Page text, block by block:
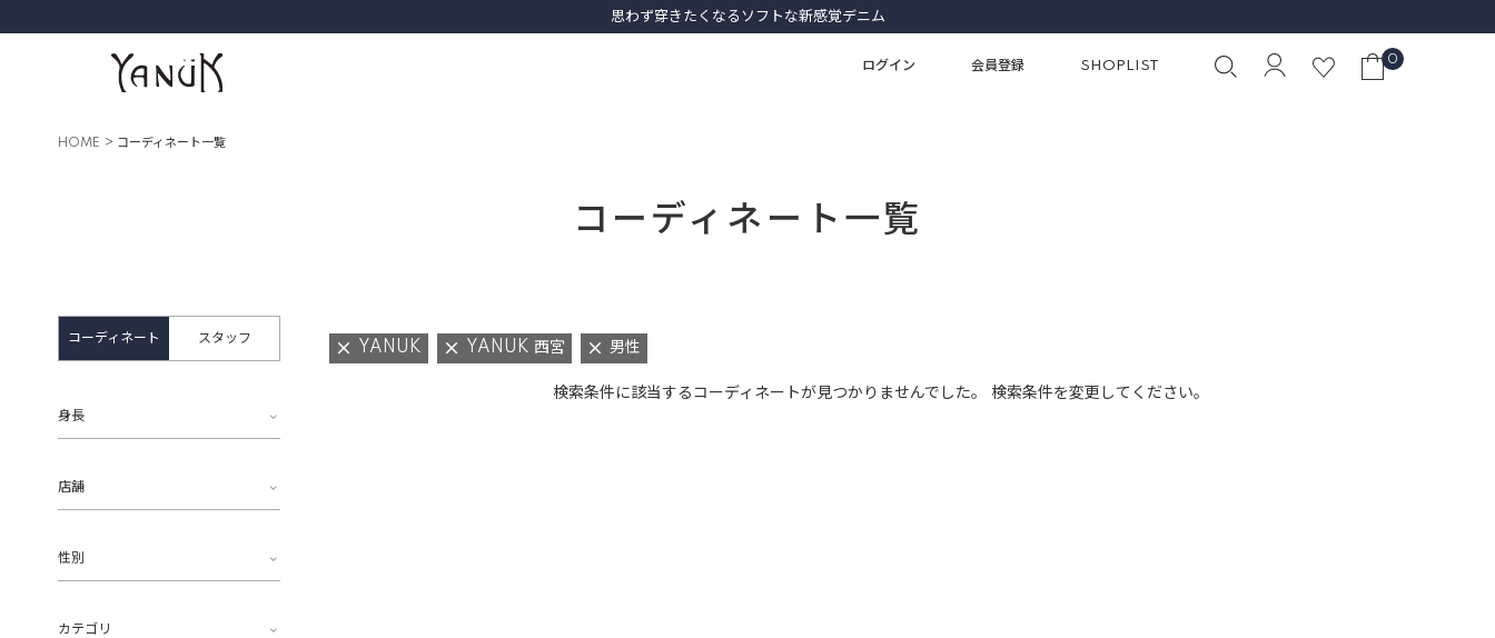
思わず穿きたくなるソフトな新感覚デニム
ログイン 会員登録 SHOPLIST 0
HOME コーディネート一覧
コーディネート一覧
コーディネート スタッフ
身長
店舗
性別
カテゴリ
YANUK YANUK 西宮 男性
検索条件に該当するコーディネートが見つかりませんでした。 検索条件を変更してください。